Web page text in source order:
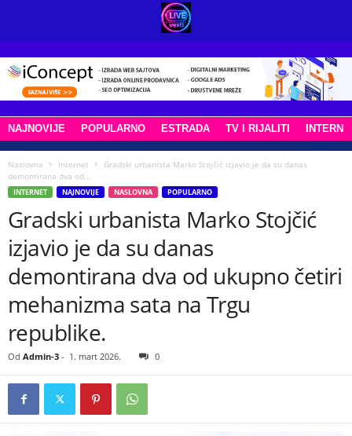
NAJNOVIJE POPULARNO ESTRADA TV I RIJALITI
Naslovna Internet
Gradski urbanista Marko Stojčić izjavio je da su danas
demontirana dva od...
INTERNET NAJNOVIJE NASLOVNA POPULARNO
Gradski urbanista Marko Stojčić
izjavio je da su danas
demontirana dva od ukupno četiri
mehanizma sata na Trgu
republike.
Od Admin-3 - 1. mart 2026. 0